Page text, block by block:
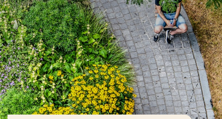
Ga direct naar de content
... > Duurzame Stedelijke Delta
Veel gezocht
Opleiding
Contact